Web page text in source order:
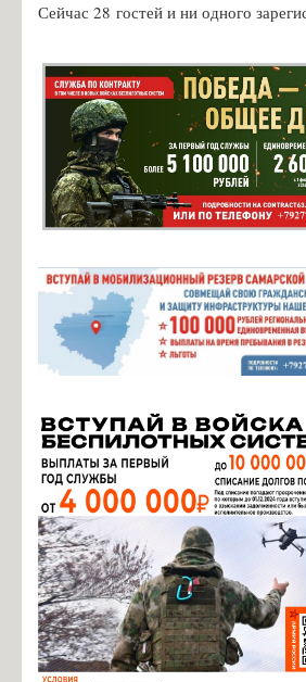
Сейчас 28 гостей и ни одного